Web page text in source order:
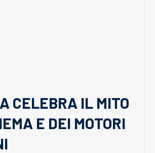
CELEBRA IL MITO
E DEI MOTORI